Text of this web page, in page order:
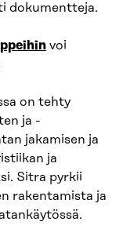
dokumentteja.
voi
on tehty
ja -
jakamisen ja
ja
Sitra pyrkii
rakentamista ja